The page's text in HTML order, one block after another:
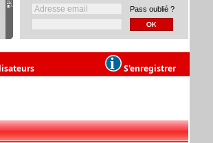
Pass oublié ?
S'enregistrer